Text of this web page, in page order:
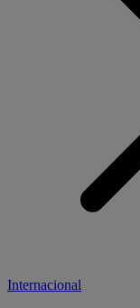
Internacional